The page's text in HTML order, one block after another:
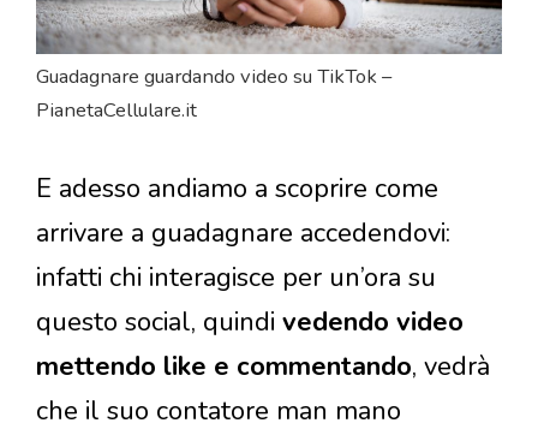
Guadagnare guardando video su TikTok –
PianetaCellulare.it
E adesso andiamo a scoprire come
arrivare a guadagnare accedendovi:
infatti chi interagisce per un’ora su
questo social, quindi vedendo video
mettendo like e commentando, vedrà
che il suo contatore man mano